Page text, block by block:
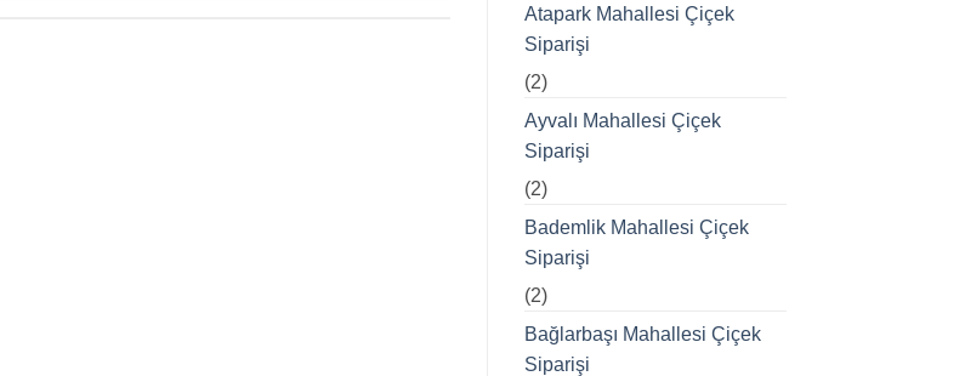
Atapark Mahallesi Çiçek
Siparişi
(2)
Ayvalı Mahallesi Çiçek
Siparişi
(2)
Bademlik Mahallesi Çiçek
Siparişi
(2)
Bağlarbaşı Mahallesi Çiçek
Siparişi